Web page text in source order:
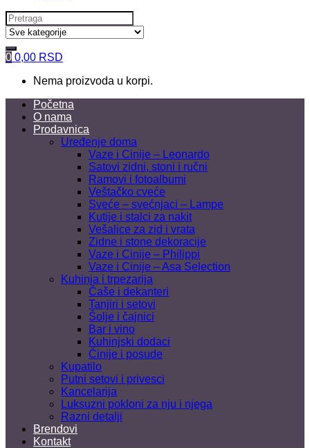
Search
for:
0 0,00 RSD
Nema proizvoda u korpi.
Početna
O nama
Prodavnica
Uređenje doma
Vaze i Cinije – Leonardo
Satovi zidni, stoni i ručni
Ramovi i fotoalbumi
Veštačko cveće
Sveće – svećnjaci – Lampe
Kutije i stalci za nakit
Vešalice za zid i vrata
Zidne i stone dekoracije
Vaze i Cinije – Philippi
Vaze i Cinije – Asa Selection
Kuhinja i trpezarija
Čaše i dekanteri
Tanjiri i setovi
Šolje i čajnici
Bar i vino
Kuhinjski dodaci
Činije i posude
Kupatilo
Putni setovi i privesci
Kancelarija
Luksuzni pokloni za nju i njega
Razni detalji
Brendovi
Kontakt